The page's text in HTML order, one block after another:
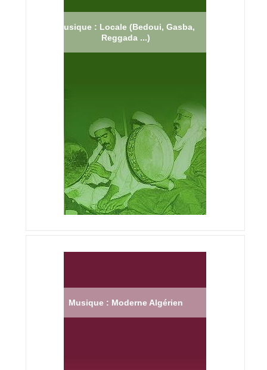
Musique : Locale (Bedoui, Gasba,
Reggada ...)
Musique : Moderne Algérien